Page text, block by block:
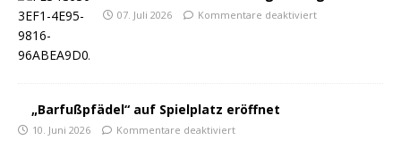
07. Juli 2026 Kommentare deaktiviert
„Barfußpfädel“ auf Spielplatz eröffnet
10. Juni 2026 Kommentare deaktiviert